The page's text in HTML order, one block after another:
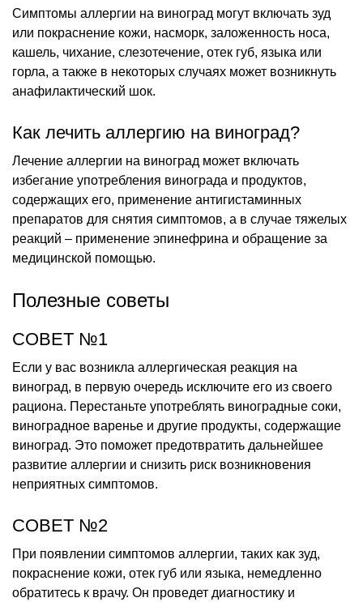
Симптомы аллергии на виноград могут включать зуд
или покраснение кожи, насморк, заложенность носа,
кашель, чихание, слезотечение, отек губ, языка или
горла, а также в некоторых случаях может возникнуть
анафилактический шок.
Как лечить аллергию на виноград?
Лечение аллергии на виноград может включать
избегание употребления винограда и продуктов,
содержащих его, применение антигистаминных
препаратов для снятия симптомов, а в случае тяжелых
реакций – применение эпинефрина и обращение за
медицинской помощью.
Полезные советы
СОВЕТ №1
Если у вас возникла аллергическая реакция на
виноград, в первую очередь исключите его из своего
рациона. Перестаньте употреблять виноградные соки,
виноградное варенье и другие продукты, содержащие
виноград. Это поможет предотвратить дальнейшее
развитие аллергии и снизить риск возникновения
неприятных симптомов.
СОВЕТ №2
При появлении симптомов аллергии, таких как зуд,
покраснение кожи, отек губ или языка, немедленно
обратитесь к врачу. Он проведет диагностику и